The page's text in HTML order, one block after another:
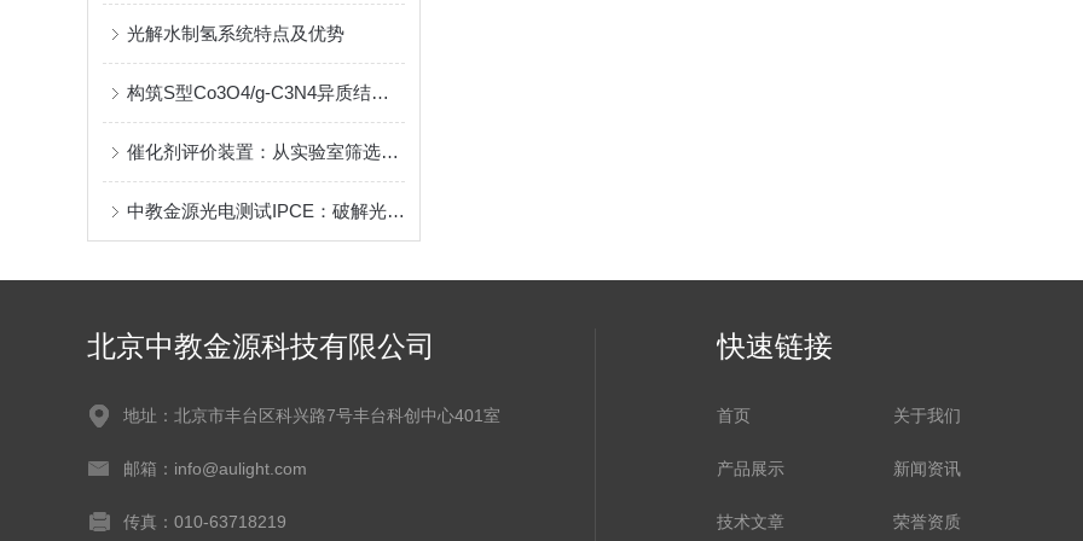
光解水制氢系统特点及优势
构筑S型Co3O4/g-C3N4异质结以增强光催化产氢性能
催化剂评价装置：从实验室筛选到工业放大的核心平台
中教金源光电测试IPCE：破解光电材料测试难题的高效解决方案
北京中教金源科技有限公司
地址：北京市丰台区科兴路7号丰台科创中心401室
邮箱：info@aulight.com
传真：010-63718219
快速链接
首页 关于我们
产品展示 新闻资讯
技术文章 荣誉资质